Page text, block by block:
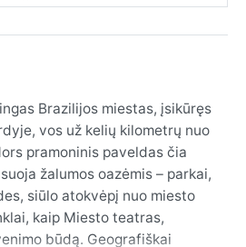
Brazilijos miestas, įsikūręs
vos už kelių kilometrų nuo
pramoninis paveldas čia
žalumos oazėmis – parkai,
siūlo atokvėpį nuo miesto
kaip Miesto teatras,
būdą. Geografiškai